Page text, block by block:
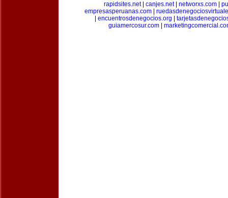
rapidsites.net| canjes.net| networxs.com
empresasperuanas.com
encuentrosdenegocios.org
guiamercosur.com